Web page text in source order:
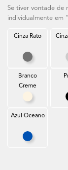
Se tiver vontade de
individualmente em
Cinza Rato
Cinza Rato
Branco
Creme
Branco
Azul Oceano
Azul Oceano